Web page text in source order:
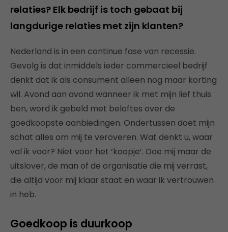
relaties? Elk bedrijf is toch gebaat bij
langdurige relaties met zijn klanten?
Nederland is in een continue fase van recessie.
Gevolg is dat inmiddels ieder commercieel bedrijf
denkt dat ik als consument alleen nog maar korting
wil. Avond aan avond wanneer ik met mijn lief thuis
ben, word ik gebeld met beloftes over de
goedkoopste aanbiedingen. Ondertussen doet mijn
schat alles om mij te veroveren. Wat denkt u, waar
val ik voor? Niet voor het ‘koopje’. Doe mij maar de
uitslover, de man of de organisatie die mij verrast,
die altijd voor mij klaar staat en waar ik vertrouwen
in heb.
Goedkoop is duurkoop